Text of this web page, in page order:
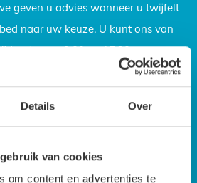
Details Over
van cookies
om content en advertenties te
geven u advies wanneer u twijfelt
naar uw keuze. U kunt ons van
tussen 9.00 en 17.30 uur
telefoonnummer.
- 250 055